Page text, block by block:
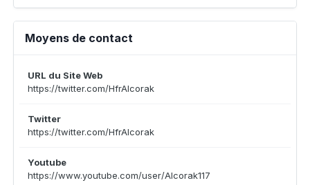
Moyens de contact
URL du Site Web
https://twitter.com/HfrAlcorak
Twitter
https://twitter.com/HfrAlcorak
Youtube
https://www.youtube.com/user/Alcorak117